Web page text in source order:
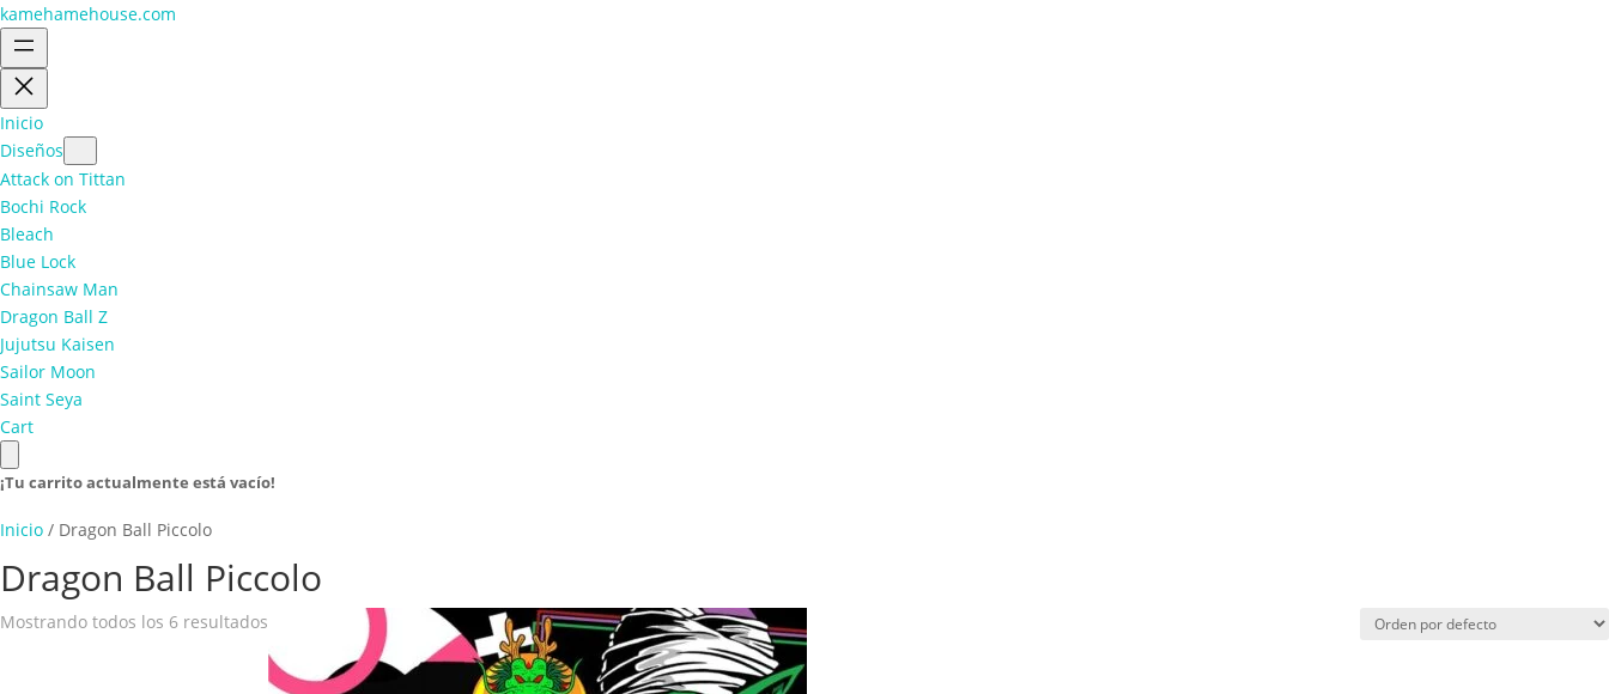
kamehamehouse.com
Inicio
Diseños
Attack on Tittan
Bochi Rock
Bleach
Blue Lock
Chainsaw Man
Dragon Ball Z
Jujutsu Kaisen
Sailor Moon
Saint Seya
Cart
¡Tu carrito actualmente está vacío!
Inicio / Dragon Ball Piccolo
Dragon Ball Piccolo
Mostrando todos los 6 resultados